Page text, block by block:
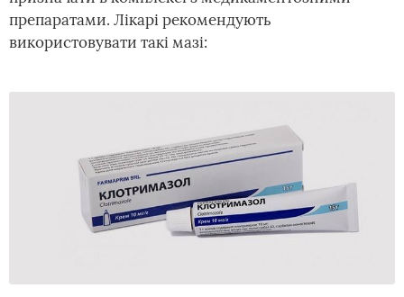
препаратами. Лікарі рекомендують
використовувати такі мазі: